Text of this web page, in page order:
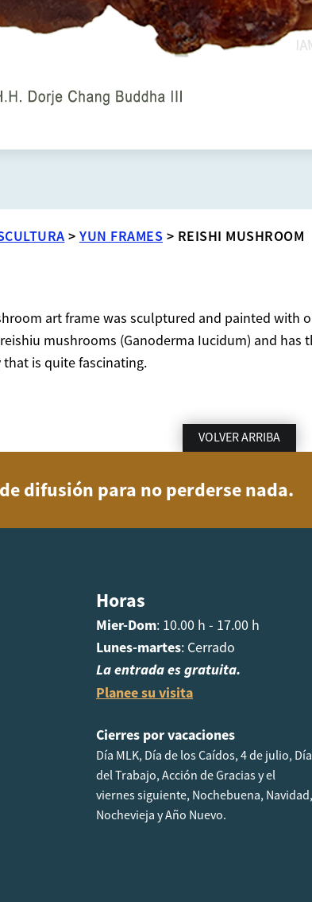
> YUN FRAMES > REISHI MUSHROOM
art frame was sculptured and painted with
mushrooms (Ganoderma Iucidum) and has
is quite fascinating.
VOLVER ARRIBA
difusión para no perderse nada.
Horas
Mier-Dom: 10.00 h - 17.00 h
Lunes-martes: Cerrado
La entrada es gratuita.
Planee su visita
Cierres por vacaciones
Día MLK, Día de los Caídos, 4 de julio, Día
del Trabajo, Acción de Gracias y el
viernes siguiente, Nochebuena, Navidad,
Nochevieja y Año Nuevo.